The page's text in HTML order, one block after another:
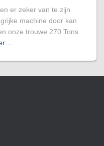
er zeker van te zijn
machine door kan
onze trouwe 270 Tons